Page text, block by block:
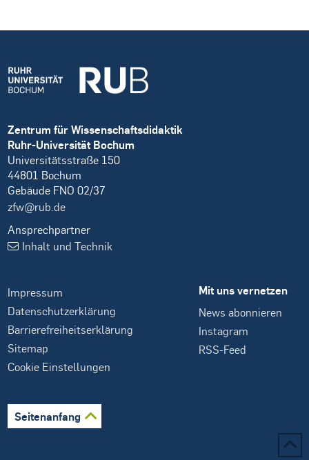
Zentrum für Wissenschaftsdidaktik
Ruhr-Universität Bochum
Universitätsstraße 150
44801 Bochum
Gebäude FNO 02/37
zfw@rub.de
Ansprechpartner
Inhalt und Technik
Impressum
Datenschutzerklärung
Barrierefreiheitserklärung
Sitemap
Cookie Einstellungen
Mit uns vernetzen
News abonnieren
Instagram
RSS-Feed
Seitenanfang